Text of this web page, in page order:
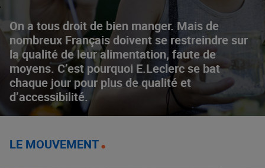
On a tous droit de bien manger. Mais de
nombreux Français doivent se restreindre sur
la qualité de leur alimentation, faute de
moyens. C’est pourquoi E.Leclerc se bat
chaque jour pour plus de qualité et
d’accessibilité.
LE MOUVEMENT